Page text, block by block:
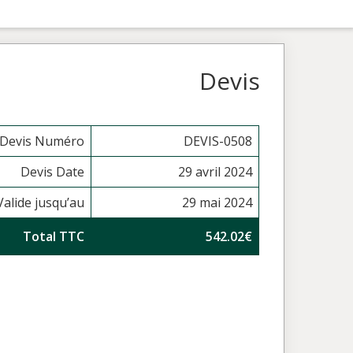
Devis
Devis Numéro
DEVIS-0508
Devis Date
29 avril 2024
jusqu’au
29 mai 2024
Total TTC
542.02€